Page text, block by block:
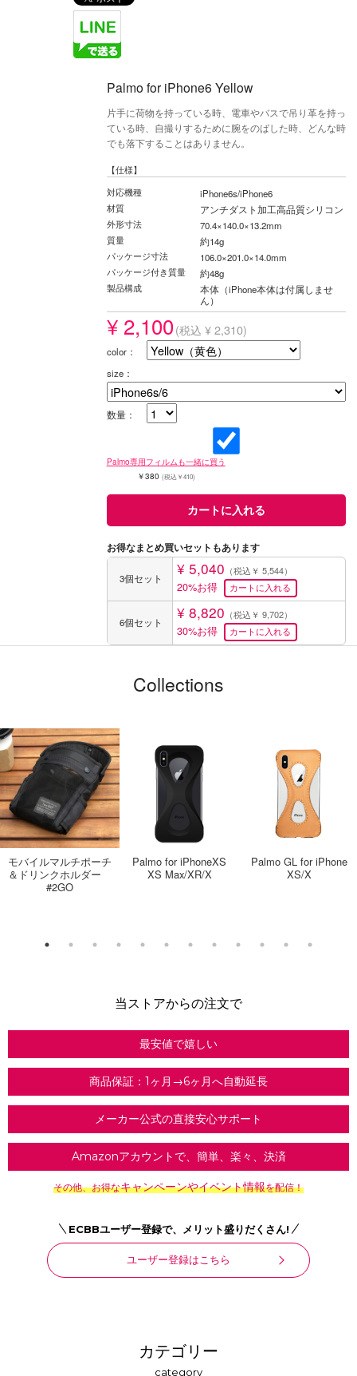
Palmo for iPhone6 Yellow
片手に荷物を持っている時、電車やバスで吊り革を持っ
ている時、自撮りするために腕をのばした時、どんな時
でも落下することはありません。
【仕様】
対応機種
iPhone6s/iPhone6
材質 アンチダスト加工高品質シリコン
外形寸法 70.4×140.0×13.2mm
質量 約14g
パッケージ寸法 106.0×201.0×14.0mm
パッケージ付き質量 約48g
製品構成
本体（iPhone本体は付属しませ
ん）
¥ 2,100(税込 ¥ 2,310)
color：
size：
数量：
Palmo専用フィルムも一緒に買う
￥380 (税込￥410)
お得なまとめ買いセットもあります
3個セット ¥ 5,040 （税込￥ 5,544）
20%お得
6個セット ¥ 8,820 （税込￥ 9,702）
30%お得
Collections
モバイルマルチポーチ
＆ドリンクホルダー
#2GO
Palmo for iPhoneXS
XS Max/XR/X
Palmo GL for iPhone
XS/X
当ストアからの注文で
最安値で嬉しい
商品保証：1ヶ月→6ヶ月へ自動延長
メーカー公式の直接安心サポート
Amazonアカウントで、簡単、楽々、決済
その他、お得なキャンペーンやイベント情報を配信！
ECBBユーザー登録で、メリット盛りだくさん!
ユーザー登録はこちら
カテゴリー
category